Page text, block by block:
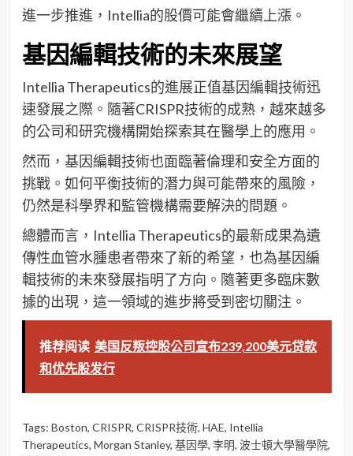
進一步推進，Intellia的股價可能會繼續上漲。
基因編輯技術的未來展望
Intellia Therapeutics的進展正值基因編輯技術迅
速發展之際。隨著CRISPR技術的成熟，越來越多
的公司和研究機構開始探索其在醫學上的應用。
然而，基因編輯技術也面臨著倫理和安全方面的
挑戰。如何平衡技術的潛力與可能帶來的風險，
仍然是科學界和監管機構需要解決的問題。
總體而言，Intellia Therapeutics的最新成果為遺
傳性血管水腫患者帶來了新的希望，也為基因編
輯技術的未來發展指明了方向。隨著更多臨床數
據的出現，這一領域的進步將受到密切關注。
推荐阅读 美国反叛控股公司宣布239,200美元贷款
和优先股发行
Tags: Boston, CRISPR, CRISPR技術, HAE, Intellia
Therapeutics, Morgan Stanley, 基因學, 李明, 波士頓大學醫學院,